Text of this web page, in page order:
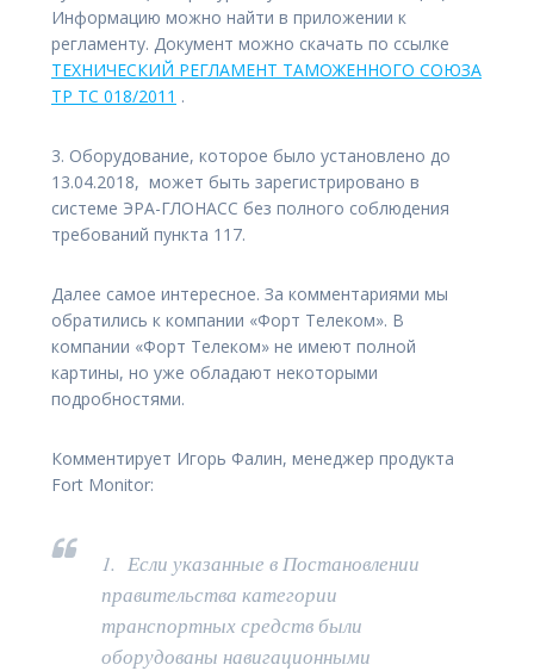
Информацию можно найти в приложении к
регламенту. Документ можно скачать по ссылке
ТЕХНИЧЕСКИЙ РЕГЛАМЕНТ ТАМОЖЕННОГО СОЮЗА
ТР ТС 018/2011 .
3. Оборудование, которое было установлено до
13.04.2018, может быть зарегистрировано в
системе ЭРА-ГЛОНАСС без полного соблюдения
требований пункта 117.
Далее самое интересное. За комментариями мы
обратились к компании «Форт Телеком». В
компании «Форт Телеком» не имеют полной
картины, но уже обладают некоторыми
подробностями.
Комментирует Игорь Фалин, менеджер продукта
Fort Monitor:
1. Если указанные в Постановлении
правительства категории
транспортных средств были
оборудованы навигационными